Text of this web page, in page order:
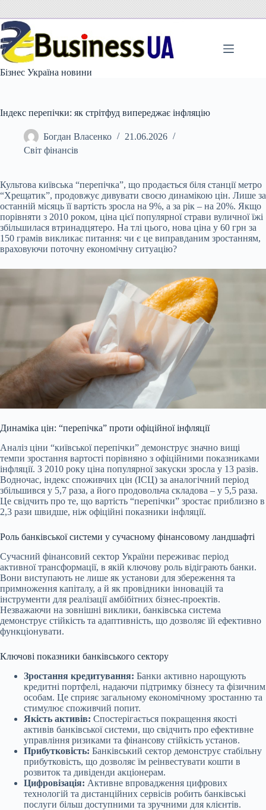
вмісту
Бізнес Україна новини
Індекс перепічки: як стрітфуд випереджає інфляцію
Богдан Власенко
21.06.2026
Світ фінансів
Культова київська “перепічка”, що продається біля станції метро
“Хрещатик”, продовжує дивувати своєю динамікою цін. Лише за
останній місяць її вартість зросла на 9%, а за рік – на 20%. Якщо
порівняти з 2010 роком, ціна цієї популярної страви вуличної їжі
збільшилася втринадцятеро. На тлі цього, нова ціна у 60 грн за
150 грамів викликає питання: чи є це виправданим зростанням,
враховуючи поточну економічну ситуацію?
Динаміка цін: “перепічка” проти офіційної інфляції
Аналіз ціни “київської перепічки” демонструє значно вищі
темпи зростання вартості порівняно з офіційними показниками
інфляції. З 2010 року ціна популярної закуски зросла у 13 разів.
Водночас, індекс споживчих цін (ІСЦ) за аналогічний період
збільшився у 5,7 раза, а його продовольча складова – у 5,5 раза.
Це свідчить про те, що вартість “перепічки” зростає приблизно в
2,3 рази швидше, ніж офіційні показники інфляції.
Роль банківської системи у сучасному фінансовому ландшафті
Сучасний фінансовий сектор України переживає період
активної трансформації, в якій ключову роль відіграють банки.
Вони виступають не лише як установи для збереження та
примноження капіталу, а й як провідники інновацій та
інструменти для реалізації амбібітних бізнес-проектів.
Незважаючи на зовнішні виклики, банківська система
демонструє стійкість та адаптивність, що дозволяє їй ефективно
функціонувати.
Ключові показники банківського сектору
Зростання кредитування: Банки активно нарощують
кредитні портфелі, надаючи підтримку бізнесу та фізичним
особам. Це сприяє загальному економічному зростанню та
стимулює споживчий попит.
Якість активів: Спостерігається покращення якості
активів банківської системи, що свідчить про ефективне
управління ризиками та фінансову стійкість установ.
Прибутковість: Банківський сектор демонструє стабільну
прибутковість, що дозволяє їм реінвестувати кошти в
розвиток та дивіденди акціонерам.
Цифровізація: Активне впровадження цифрових
технологій та дистанційних сервісів робить банківські
послуги більш доступними та зручними для клієнтів.